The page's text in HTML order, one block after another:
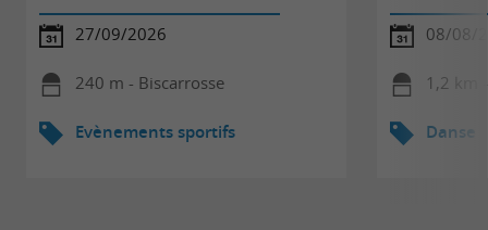
27/09/2026
240 m - Biscarrosse
Evènements sportifs
08/08/
1,2 km
Danse